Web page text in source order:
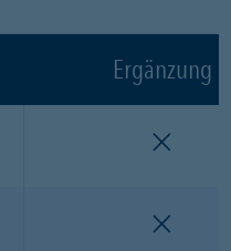
Ergänzung